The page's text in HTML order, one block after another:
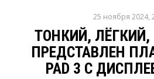
25 ноября 2024,
ТОНКИЙ,
ПРЕДСТАВЛЕН
PAD 3 С